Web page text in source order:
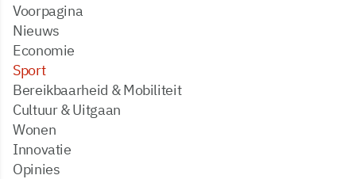
Voorpagina
Nieuws
Economie
Sport
Bereikbaarheid & Mobiliteit
Cultuur & Uitgaan
Wonen
Innovatie
Opinies